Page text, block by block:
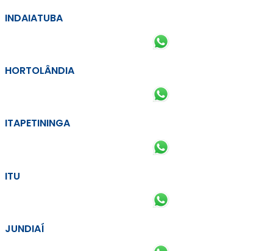
INDAIATUBA
HORTOLÂNDIA
ITAPETININGA
ITU
JUNDIAÍ